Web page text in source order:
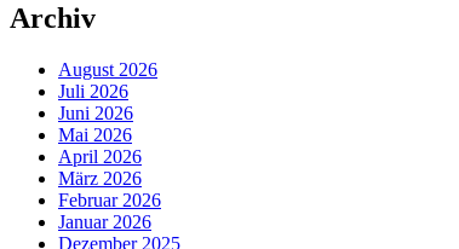
Archiv
August 2026
Juli 2026
Juni 2026
Mai 2026
April 2026
März 2026
Februar 2026
Januar 2026
Dezember 2025